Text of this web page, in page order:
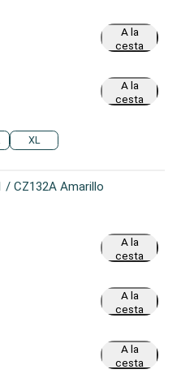
XL
A la
cesta
A la
cesta
/ CZ132A Amarillo
A la
cesta
A la
cesta
A la
cesta